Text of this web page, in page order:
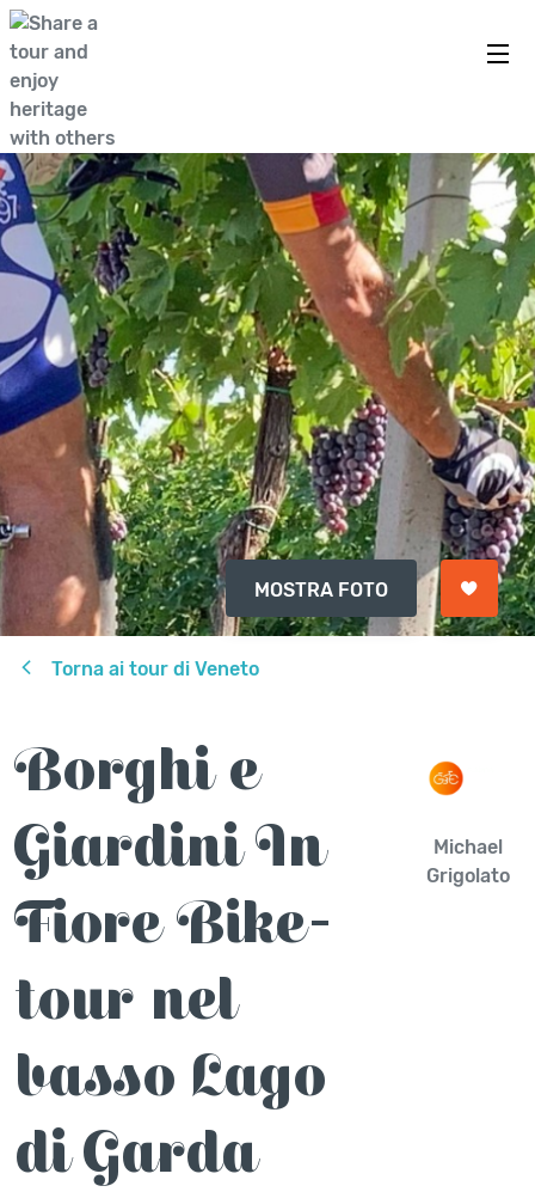
MOSTRA FOTO
Torna ai tour di Veneto
Borghi e
Giardini In
Fiore Bike-
tour nel
basso Lago
di Garda
Michael
Grigolato